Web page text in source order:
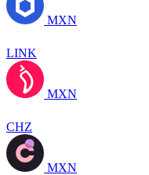
MXN
LINK
MXN
CHZ
MXN